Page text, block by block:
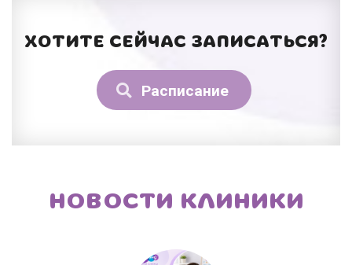
ХОТИТЕ СЕЙЧАС ЗАПИСАТЬСЯ?
Расписание
НОВОСТИ КЛИНИКИ